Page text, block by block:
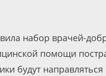
набор врачей-
помощи
будут